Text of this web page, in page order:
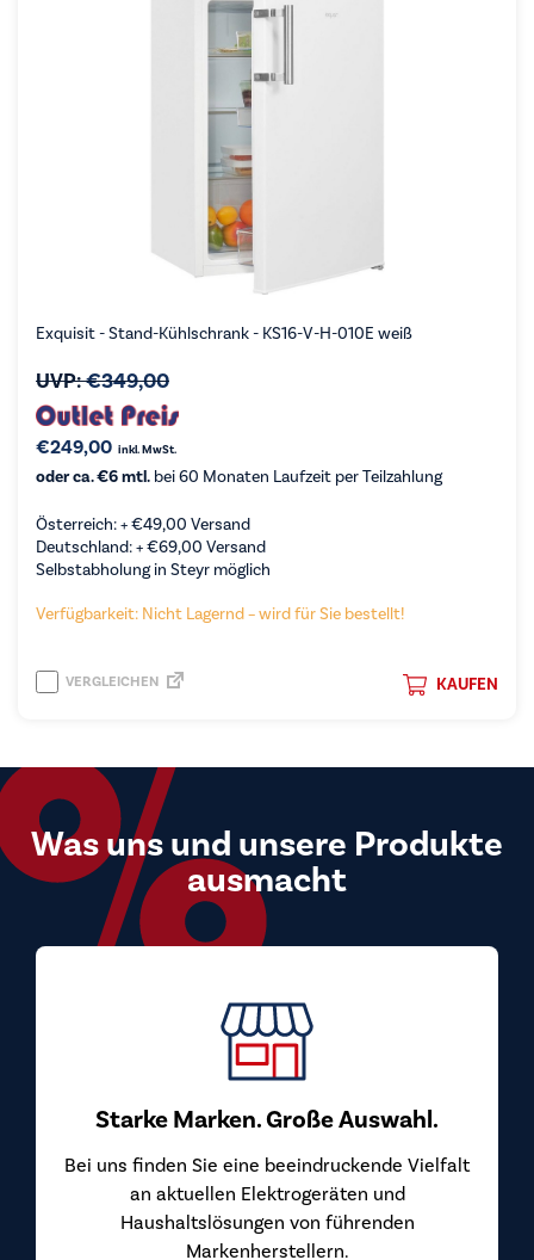
Exquisit - Stand-Kühlschrank - KS16-V-H-010E weiß
UVP:€349,00
€249,00 inkl. MwSt.
oder ca. €6 mtl. bei 60 Monaten Laufzeit per Teilzahlung
Österreich: +€49,00 Versand
Deutschland: +€69,00 Versand
Selbstabholung in Steyr möglich
Verfügbarkeit: Nicht Lagernd – wird für Sie bestellt!
KAUFEN
VERGLEICHEN
Was uns und unsere Produkte
ausmacht
Starke Marken. Große Auswahl.
Bei uns finden Sie eine beeindruckende Vielfalt
an aktuellen Elektrogeräten und
Haushaltslösungen von führenden
Markenherstellern.